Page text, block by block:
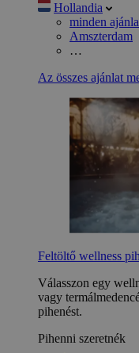
Hollandia
minden
Amszterdam
…
Az összes ajánlat
Feltöltő wellness
Válasszon egy
vagy
pihenést.
Pihenni szeretnék